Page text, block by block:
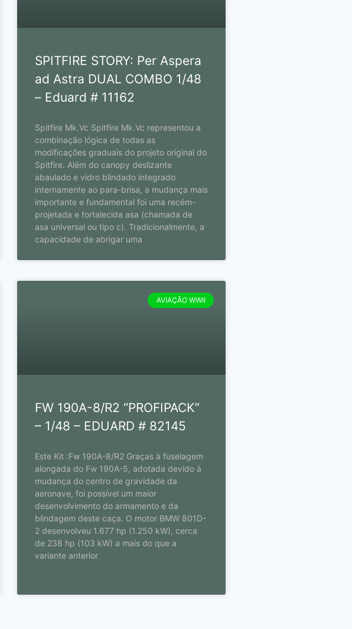
SPITFIRE STORY: Per Aspera
ad Astra DUAL COMBO 1/48
– Eduard # 11162
Spitfire Mk.Vc Spitfire Mk.Vc representou a
combinação lógica de todas as
modificações graduais do projeto original do
Spitfire. Além do canopy deslizante
abaulado e vidro blindado integrado
internamente ao para-brisa, a mudança mais
importante e fundamental foi uma recém-
projetada e fortalecida asa (chamada de
asa universal ou tipo c). Tradicionalmente, a
capacidade de abrigar uma
AVIAÇÃO WWII
FW 190A-8/R2 “PROFIPACK”
– 1/48 – EDUARD # 82145
Este Kit :Fw 190A-8/R2 Graças à fuselagem
alongada do Fw 190A-5, adotada devido à
mudança do centro de gravidade da
aeronave, foi possível um maior
desenvolvimento do armamento e da
blindagem deste caça. O motor BMW 801D-
2 desenvolveu 1.677 hp (1.250 kW), cerca
de 238 hp (103 kW) a mais do que a
variante anterior